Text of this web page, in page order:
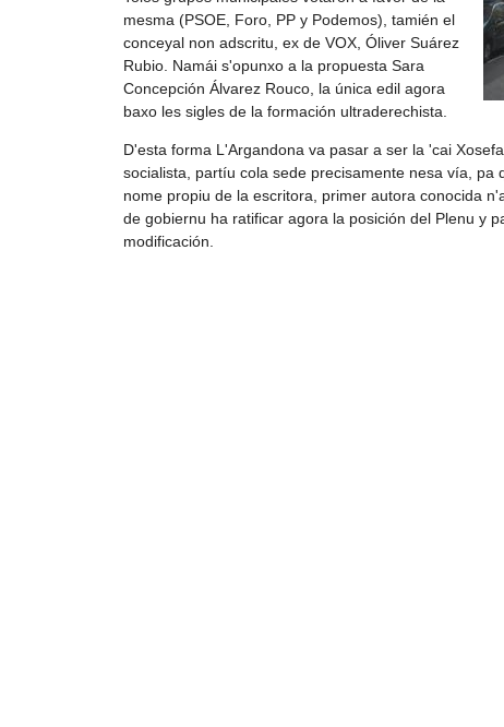
mesma (PSOE, Foro, PP y Podemos), tamién el
conceyal non adscritu, ex de VOX, Óliver Suárez
Rubio. Namái s'opunxo a la propuesta Sara
Concepción Álvarez Rouco, la única edil agora
baxo les sigles de la formación ultraderechista.
D'esta forma L'Argandona va pasar a ser la 'cai
socialista, partíu cola sede precisamente nesa vía,
nome propiu de la escritora, primer autora conocida
de gobiernu ha ratificar agora la posición del Plenu y
modificación.